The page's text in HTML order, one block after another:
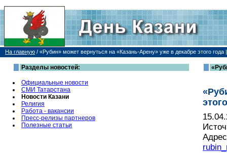
На главную / «Рубин» может вернуться на «Казань-Арену» уже в декабре этого года
Разделы новостей:
Официальные новости
СМИ Татарстана
Новости Казани
Религия
Работа - вакансии
Пресс-релизы партнеров
Полезные статьи